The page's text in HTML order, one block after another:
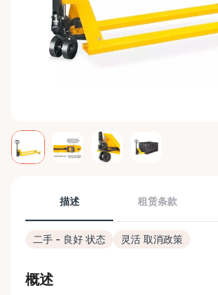
描述 租赁条款
二手 - 良好 状态 灵活 取消政策
概述